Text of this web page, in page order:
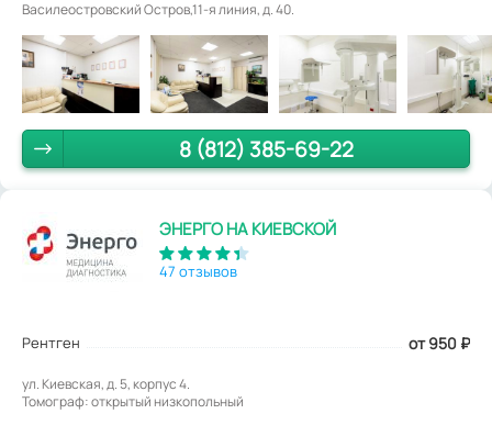
Василеостровский Остров,11-я линия, д. 40.
8 (812) 385-69-22
ЭНЕРГО НА КИЕВСКОЙ
47 отзывов
Рентген от 950 ₽
ул. Киевская, д. 5, корпус 4.
Томограф: открытый низкопольный